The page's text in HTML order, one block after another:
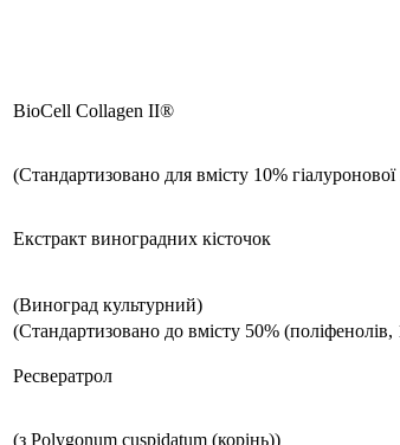
BioCell Collagen II®
(Стандартизовано для вмісту 10%
Екстракт виноградних кісточок
(Виноград культурний)
(Стандартизовано до вмісту 50%
Ресвератрол
(з Polygonum cuspidatum (корінь))